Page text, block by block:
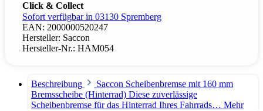
Click & Collect
Sofort verfügbar in 03130 Spremberg
EAN: 2000000520247
Hersteller: Saccon
Hersteller-Nr.: HAM054
Beschreibung
Saccon Scheibenbremse mit 160 mm
Bremsscheibe (Hinterrad) Diese zuverlässige
Scheibenbremse für das Hinterrad Ihres Fahrrads… Mehr